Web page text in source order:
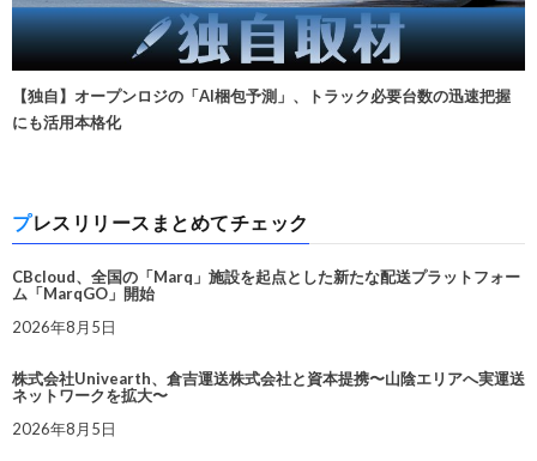
【独自】オープンロジの「AI梱包予測」、トラック必要台数の迅速把握
にも活用本格化
プレスリリースまとめてチェック
CBcloud、全国の「Marq」施設を起点とした新たな配送プラットフォー
ム「MarqGO」開始
2026年8月5日
株式会社Univearth、倉吉運送株式会社と資本提携〜山陰エリアへ実運送
ネットワークを拡大〜
2026年8月5日